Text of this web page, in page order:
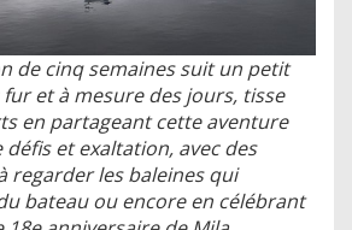
de cinq semaines suit un petit
et à mesure des jours, tisse
en partageant cette aventure
et exaltation, avec des
regarder les baleines qui
bateau ou encore en célébrant